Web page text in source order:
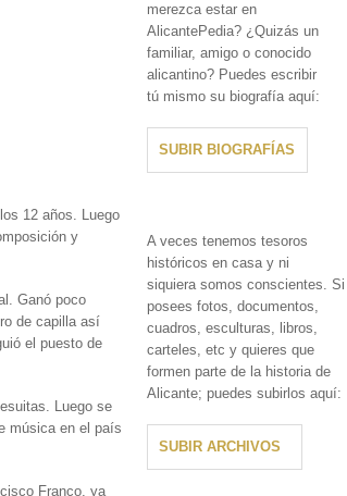
12 años. Luego
y
Ganó poco
de capilla así
el puesto de
Luego se
música en el país
Franco, ya
merezca estar en
AlicantePedia? ¿Quizás un
familiar, amigo o conocido
alicantino? Puedes escribir
tú mismo su biografía aquí:
SUBIR BIOGRAFÍAS
A veces tenemos tesoros
históricos en casa y ni
siquiera somos conscientes. Si
posees fotos, documentos,
cuadros, esculturas, libros,
carteles, etc y quieres que
formen parte de la historia de
Alicante; puedes subirlos aquí:
SUBIR ARCHIVOS